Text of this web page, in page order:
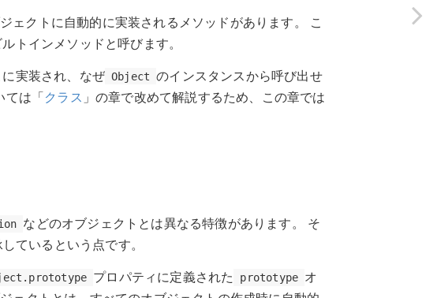
ェクトに自動的に実装されるメソッドがあります。 こ
トインメソッドと呼びます。
実装され、なぜ Object のインスタンスから呼び出せ
ては「クラス 」の章で改めて解説するため、この章では
などのオブジェクトとは異なる特徴があります。 そ
ているという点です。
プロパティに定義された prototype オ